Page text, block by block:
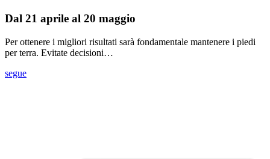
Dal 21 aprile al 20 maggio
Per ottenere i migliori risultati sarà fondamentale mantenere i piedi
per terra. Evitate decisioni…
segue